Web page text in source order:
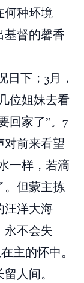
何种环境
基督的馨香
日下；3月，
位姐妹去看
回家了”。7
对前来看望
一样，若滴
。但蒙主拣
汪洋大海
永不会失
主的怀中。
人间。